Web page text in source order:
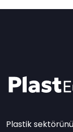
Plastik